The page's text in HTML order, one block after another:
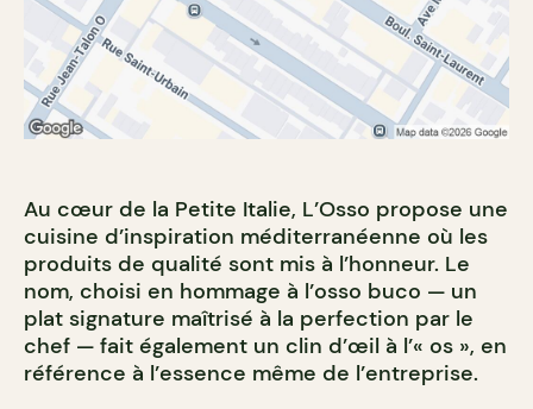
Au cœur de la Petite Italie, L’Osso propose une
cuisine d’inspiration méditerranéenne où les
produits de qualité sont mis à l’honneur. Le
nom, choisi en hommage à l’osso buco — un
plat signature maîtrisé à la perfection par le
chef — fait également un clin d’œil à l’« os », en
référence à l’essence même de l’entreprise.